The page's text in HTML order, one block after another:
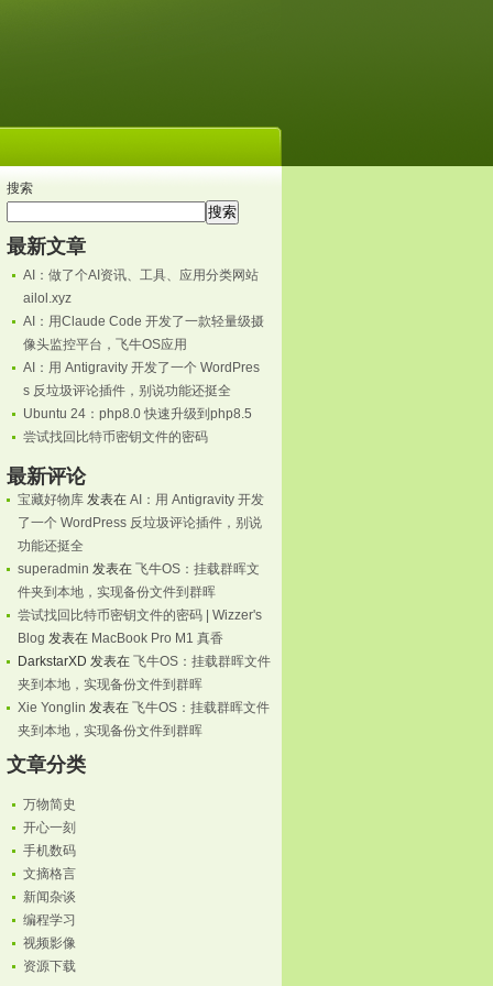
mysql-connector-java-5.1.26-bin.jar:lib/nutz-
搜索
搜索
最新文章
AI：做了个AI资讯、工具、应用分类网站
ailol.xyz
AI：用Claude Code 开发了一款轻量级摄
像头监控平台，飞牛OS应用
AI：用 Antigravity 开发了一个 WordPres
s 反垃圾评论插件，别说功能还挺全
Ubuntu 24：php8.0 快速升级到php8.5
尝试找回比特币密钥文件的密码
最新评论
宝藏好物库 发表在 AI：用 Antigravity 开发
了一个 WordPress 反垃圾评论插件，别说
功能还挺全
superadmin 发表在 飞牛OS：挂载群晖文
件夹到本地，实现备份文件到群晖
尝试找回比特币密钥文件的密码 | Wizzer's
Blog 发表在 MacBook Pro M1 真香
DarkstarXD 发表在 飞牛OS：挂载群晖文件
夹到本地，实现备份文件到群晖
Xie Yonglin 发表在 飞牛OS：挂载群晖文件
夹到本地，实现备份文件到群晖
文章分类
万物简史
开心一刻
手机数码
文摘格言
新闻杂谈
编程学习
视频影像
资源下载